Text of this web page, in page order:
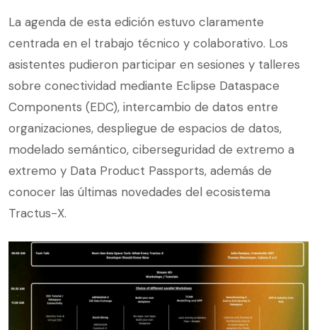
La agenda de esta edición estuvo claramente
centrada en el trabajo técnico y colaborativo. Los
asistentes pudieron participar en sesiones y talleres
sobre conectividad mediante Eclipse Dataspace
Components (EDC), intercambio de datos entre
organizaciones, despliegue de espacios de datos,
modelado semántico, ciberseguridad de extremo a
extremo y Data Product Passports, además de
conocer las últimas novedades del ecosistema
Tractus-X.